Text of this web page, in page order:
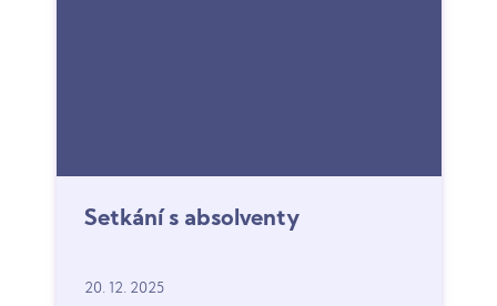
Setkání s absolventy
20. 12. 2025